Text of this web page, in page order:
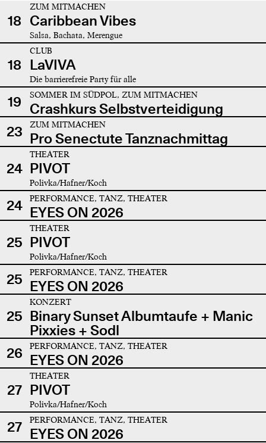
18
ZUM MITMACHEN
Caribbean Vibes
Salsa, Bachata, Merengue
18
CLUB
LaVIVA
Die barrierefreie Party für alle
19 SOMMER IM SÜDPOL, ZUM MITMACHEN
Crashkurs Selbstverteidigung
23
ZUM MITMACHEN
Pro Senectute Tanznachmittag
24
THEATER
PIVOT
Polivka/Hafner/Koch
24 PERFORMANCE, TANZ, THEATER
EYES ON 2026
25
THEATER
PIVOT
Polivka/Hafner/Koch
25 PERFORMANCE, TANZ, THEATER
EYES ON 2026
25
KONZERT
Binary Sunset Albumtaufe + Manic
Pixxies + Sodl
26
PERFORMANCE, TANZ, THEATER
EYES ON 2026
27
THEATER
PIVOT
Polivka/Hafner/Koch
27 PERFORMANCE, TANZ, THEATER
EYES ON 2026